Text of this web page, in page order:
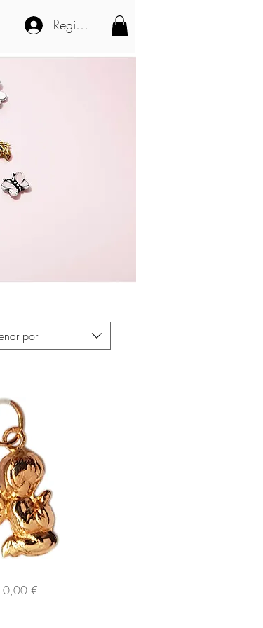
Registe-se
por
Preço
0,00 €